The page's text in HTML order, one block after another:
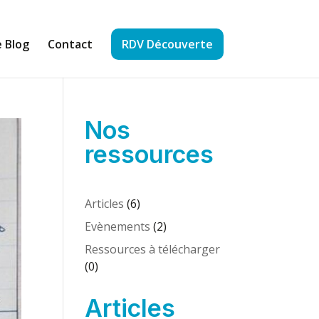
Blog Contact RDV Découverte
Nos
ressources
Articles (6)
Evènements (2)
Ressources à télécharger
(0)
Articles